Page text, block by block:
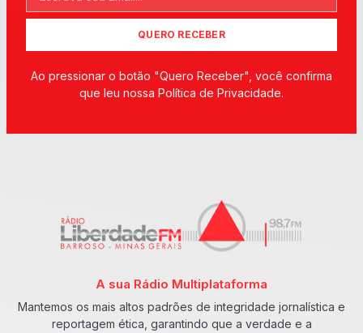
QUERO RECEBER
Ao pressionar o botão "Quero Receber", você confirma
que leu nossa Política de Privacidade.
A sua Rádio Multiplataforma
Mantemos os mais altos padrões de integridade jornalística e
reportagem ética, garantindo que a verdade e a